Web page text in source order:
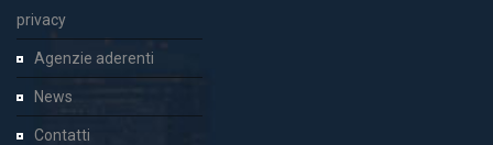
privacy
Agenzie aderenti
News
Contatti